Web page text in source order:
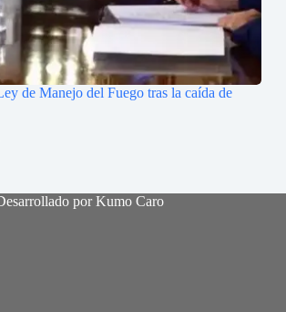
de Manejo del Fuego tras la caída de
por Kumo Caro